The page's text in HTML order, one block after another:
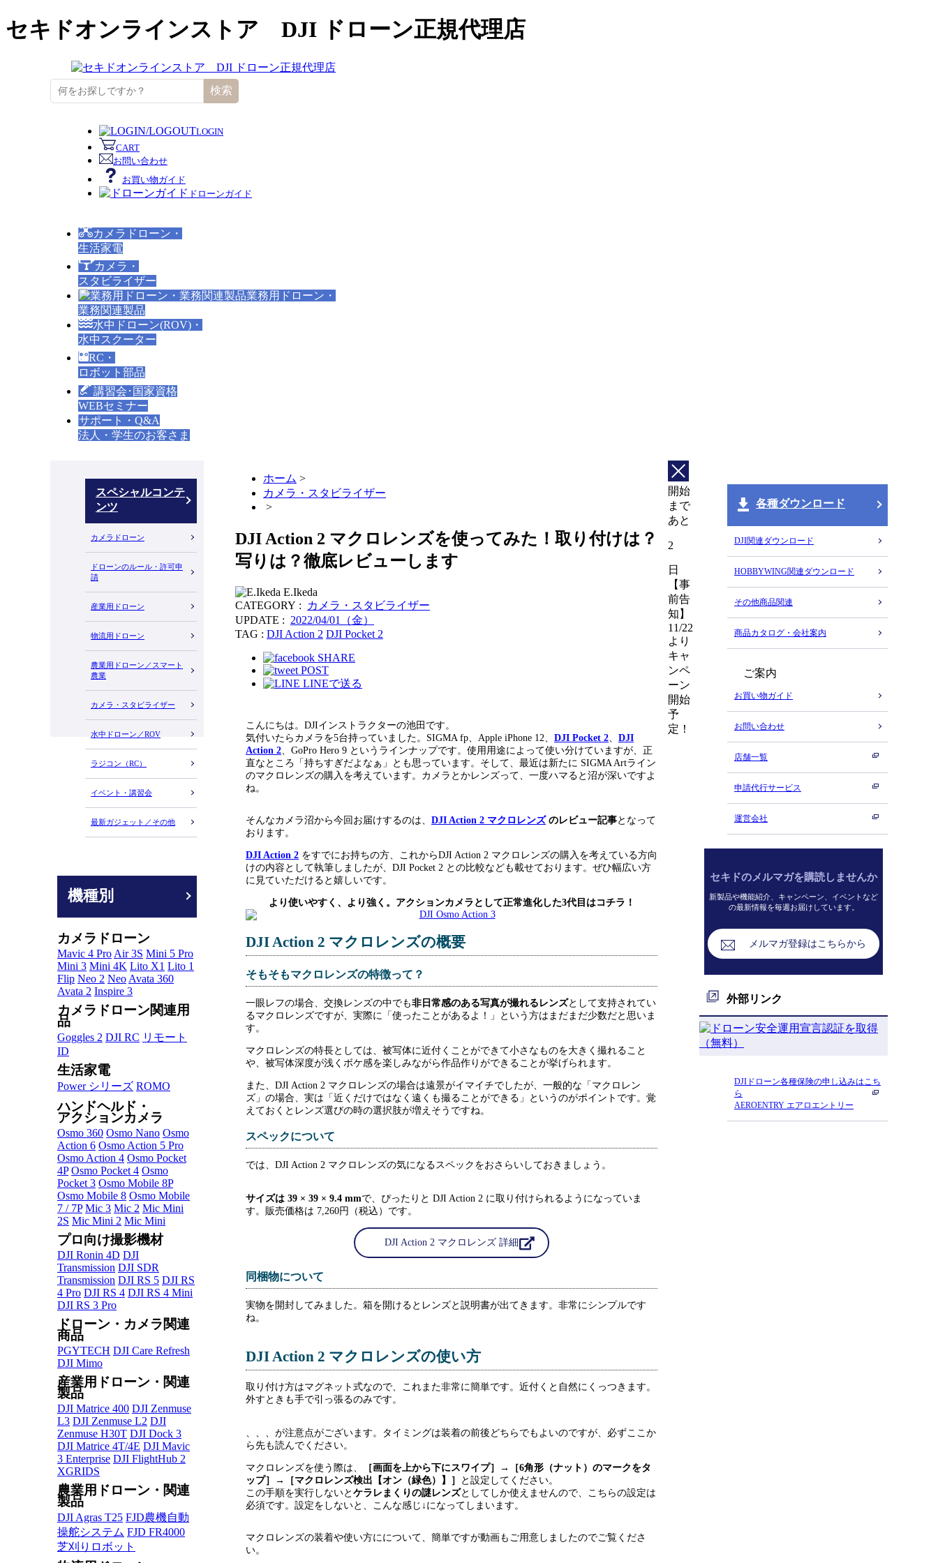
セキドオンラインストア DJI ドローン正規代理店
検索
LOGIN
CART
お問い合わせ
お買い物ガイド
ドローンガイド
カメラドローン・
生活家電
カメラ・
スタビライザー
業務用ドローン・
業務関連製品
水中ドローン(ROV)・
水中スクーター
RC・
ロボット部品
講習会･国家資格
WEBセミナー
サポート・Q&A
法人・学生のお客さま
スペシャルコンテ
ンツ
カメラドローン
ドローンのルール・許可申
請
産業用ドローン
物流用ドローン
農業用ドローン／スマート
農業
カメラ・スタビライザー
水中ドローン／ROV
ラジコン（RC）
イベント・講習会
最新ガジェット／その他
機種別
カメラドローン
Mavic 4 Pro Air 3S Mini 5 Pro
Mini 3 Mini 4K Lito X1 Lito 1
Flip Neo 2 Neo Avata 360
Avata 2 Inspire 3
カメラドローン関連用
品
Goggles 2 DJI RC リモート
ID
生活家電
Power シリーズ ROMO
ハンドヘルド・
アクションカメラ
Osmo 360 Osmo Nano Osmo
Action 6 Osmo Action 5 Pro
Osmo Action 4 Osmo Pocket
4P Osmo Pocket 4 Osmo
Pocket 3 Osmo Mobile 8P
Osmo Mobile 8 Osmo Mobile
7 / 7P Mic 3 Mic 2 Mic Mini
2S Mic Mini 2 Mic Mini
プロ向け撮影機材
DJI Ronin 4D DJI
Transmission DJI SDR
Transmission DJI RS 5 DJI RS
4 Pro DJI RS 4 DJI RS 4 Mini
DJI RS 3 Pro
ドローン・カメラ関連
商品
PGYTECH DJI Care Refresh
DJI Mimo
産業用ドローン・関連
製品
DJI Matrice 400 DJI Zenmuse
L3 DJI Zenmuse L2 DJI
Zenmuse H30T DJI Dock 3
DJI Matrice 4T/4E DJI Mavic
3 Enterprise DJI FlightHub 2
XGRIDS
農業用ドローン・関連
製品
DJI Agras T25 FJD農機自動
操舵システム FJD FR4000
芝刈りロボット
ホーム >
カメラ・スタビライザー
>
DJI Action 2 マクロレンズを使ってみた！取り付けは？
写りは？徹底レビューします
E.Ikeda
CATEGORY :
カメラ・スタビライザー
UPDATE : 2022/04/01（金）
TAG : DJI Action 2 DJI Pocket 2
SHARE
POST
LINEで送る
こんにちは。DJIインストラクターの池田です。
気付いたらカメラを5台持っていました。SIGMA fp、Apple iPhone 12、 DJI Pocket 2
DJI
Action 2 、GoPro Hero 9 というラインナップです。使用用途によって使い分けていますが、正
直なところ「持ちすぎだよなぁ」とも思っています。そして、最近は新たに SIGMA Artライン
のマクロレンズの購入を考えています。カメラとかレンズって、一度ハマると沼が深いですよ
ね。
そんなカメラ沼から今回お届けするのは、 DJI Action 2 マクロレンズのレビュー記事となって
おります。
DJI Action 2 をすでにお持ちの方、これからDJI Action 2 マクロレンズの購入を考えている方向
けの内容として執筆しましたが、DJI Pocket 2 との比較なども載せております。ぜひ幅広い方
に見ていただけると嬉しいです。
より使いやすく、より強く。アクションカメラとして正常進化した3代目はコチラ！
DJI Action 2 マクロレンズの概要
そもそもマクロレンズの特徴って？
一眼レフの場合、交換レンズの中でも非日常感のある写真が撮れるレンズとして支持されてい
るマクロレンズですが、実際に「使ったことがあるよ！」という方はまだまだ少数だと思いま
す。
マクロレンズの特長としては、被写体に近付くことができて小さなものを大きく撮れること
や、被写体深度が浅くボケ感を楽しみながら作品作りができることが挙げられます。
また、DJI Action 2 マクロレンズの場合は遠景がイマイチでしたが、一般的な「マクロレン
ズ」の場合、実は「近くだけではなく遠くも撮ることができる」というのがポイントです。覚
えておくとレンズ選びの時の選択肢が増えそうですね。
スペックについて
では、DJI Action 2 マクロレンズの気になるスペックをおさらいしておきましょう。
サイズは 39 × 39 × 9.4 mmで、ぴったりと DJI Action 2 に取り付けられるようになっていま
す。販売価格は 7,260円（税込）です。
DJI Action 2 マクロレンズ 詳細
同梱物について
実物を開封してみました。箱を開けるとレンズと説明書が出てきます。非常にシンプルです
ね。
DJI Action 2 マクロレンズの使い方
取り付け方はマグネット式なので、これまた非常に簡単です。近付くと自然にくっつきます。
外すときも手で引っ張るのみです。
、、、が注意点がございます。タイミングは装着の前後どちらでもよいのですが、必ずここか
ら先も読んでください。
マクロレンズを使う際は、
［画面を上から下にスワイプ］→［6角形（ナット）のマークをタ
ップ］→［マクロレンズ検出【オン（緑色）】］
と設定してください。
この手順を実行しないと ケラレまくりの謎レンズとしてしか使えませんので、こちらの設定は
必須です。設定をしないと、こんな感じ↓になってしまいます。
マクロレンズの装着や使い方にについて、簡単ですが動画もご用意しましたのでご覧くださ
い。
各種ダウンロード
DJI関連ダウンロード
HOBBYWING関連ダウンロード
その他商品関連
商品カタログ・会社案内
ご案内
お買い物ガイド
お問い合わせ
店舗一覧
申請代行サービス
運営会社
セキドのメルマガを購読しませんか
新製品や機能紹介、キャンペーン、イベントなど
の最新情報を毎週お届けしています。
メルマガ登録はこちらから
外部リンク
DJIドローン各種保険の申し込みはこち
ら
AEROENTRY エアロエントリー
開始
まで
あと
2
日
【事
前告
知】
11/22
より
キャ
ンペ
ーン
開始
予
定！